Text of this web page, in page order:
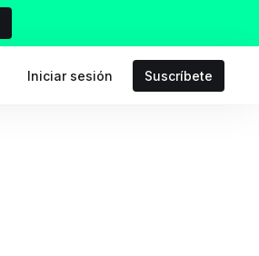
Iniciar sesión Suscríbete